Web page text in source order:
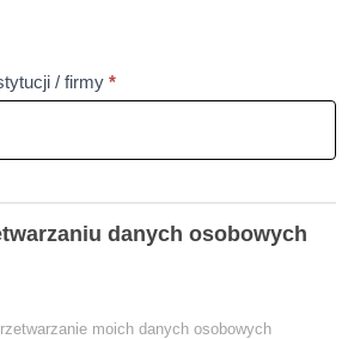
/ firmy *To
puste
danych osobowych
moich danych osobowych